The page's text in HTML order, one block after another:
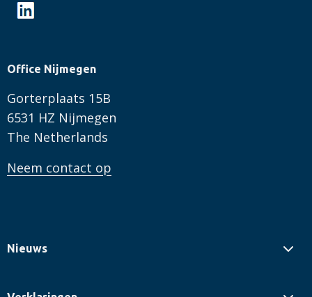
Office Nijmegen
Gorterplaats 15B
6531 HZ Nijmegen
The Netherlands
Neem contact op
Nieuws